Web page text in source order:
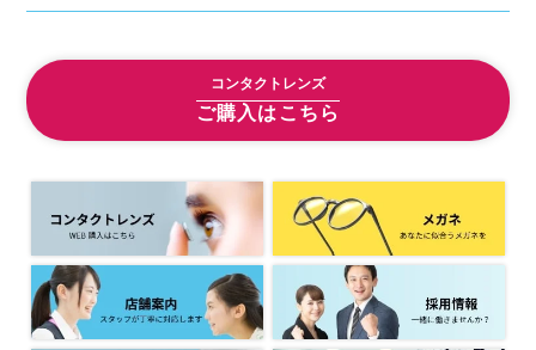
や，決済に関する情報を当社の提携先（情報提
下，｢提携先｣といいます。）などから収集する
ことがあります。
当社は，ユーザーについて，利用したサービス
やソフトウエア，購入した商品，閲覧したペー
用日時，利用方法，利用環境（携帯端末を通じ
てご利用の場合の当該端末の通信状態，利用に
際しての各種設定情報なども含みます），IPア
ドレス，クッキー情報，位置情報，端末の個体
識別情報などの履歴情報および特性情報を，ユ
ーザーが当社や提携先のサービスを利用しまた
はページを閲覧する際に収集します。
コンタクトレンズ
ご購入はこちら